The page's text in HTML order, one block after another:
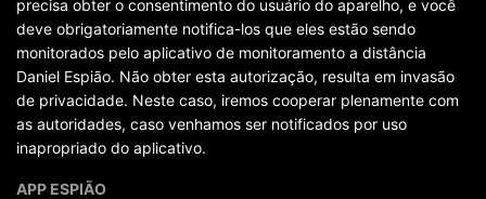
precisa obter o consentimento do usuário do aparelho, e você
deve obrigatoriamente notifica-los que eles estão sendo
monitorados pelo aplicativo de monitoramento a distância
Daniel Espião. Não obter esta autorização, resulta em invasão
de privacidade. Neste caso, iremos cooperar plenamente com
as autoridades, caso venhamos ser notificados por uso
inapropriado do aplicativo.
APP ESPIÃO